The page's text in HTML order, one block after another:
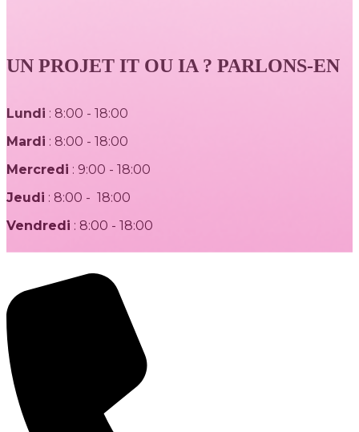
UN PROJET IT OU IA ? PARLONS-EN
Lundi : 8:00 - 18:00
Mardi : 8:00 - 18:00
Mercredi : 9:00 - 18:00
Jeudi : 8:00 - 18:00
Vendredi : 8:00 - 18:00